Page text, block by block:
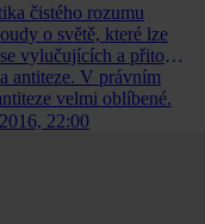
čistého rozumu
o světě, které lze
vylučujících a přitom
antiteze. V právním
velmi oblíbené.
22:00